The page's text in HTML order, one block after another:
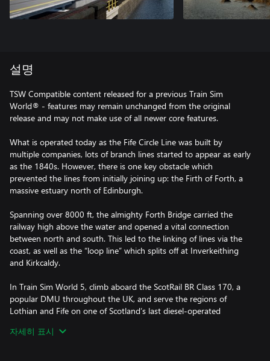
설명
TSW Compatible content released for a previous Train Sim
World® - features may remain unchanged from the original
release and may not make use of all newer core features.
What is operated today as the Fife Circle Line was built by
multiple companies, lots of branch lines started to appear as early
as the 1840s. However, there is one key obstacle which
prevented the lines from initially joining up: the Firth of Forth, a
massive estuary north of Edinburgh.
Spanning over 8000 ft, the almighty Forth Bridge carried the
railway high above the water and opened a vital connection
between north and south. This led to the linking of lines via the
coast, as well as the “loop line” which splits off at Inverkeithing
and Kirkcaldy.
In Train Sim World 5, climb aboard the ScotRail BR Class 170, a
popular DMU throughout the UK, and serve the regions of
Lothian and Fife on one of Scotland’s last diesel-operated
Link, a bonus 5-mile extension which opened in 2024, adding 2
자세히 표시